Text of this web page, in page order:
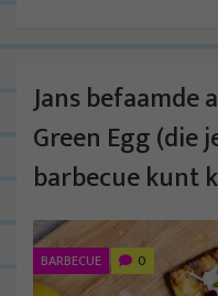
Jans befaamde
Green Egg (die
barbecue kunt
BARBECUE 0